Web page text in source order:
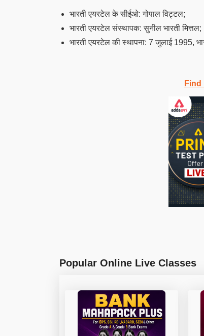
भारती एयरटेल के सीईओ: गोपाल विट्टल;
भारती एयरटेल संस्थापक: सुनील भारती मित्तल;
भारती एयरटेल की स्थापना: 7 जुलाई 1995,
Find
Popular Online Live Classes